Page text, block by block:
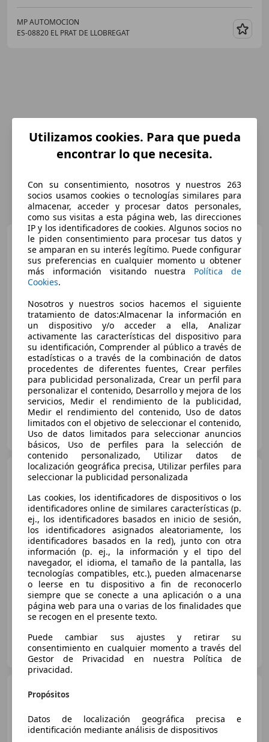
MP AUTOMOCION
ES-08820 EL PRAT DE LLOBREGAT
BMW 320320e xDrive Touring
Súper oferta
01/2023 99.000 km
Electro/Gasolina
150 kW (204 CV)
4WD
AUTOCARSCLIENT
ES-28840 MEJORADA DEL CAMPO
BMW 320320dA
€ 23.900 1
Buenprecio
09/2021 169.100 km Diésel
140 kW (190 CV)
Liquidación en mas de 100 Vehiculos , Aprovéchate
AUTO SPORT MORALEJA
ES-28939 ARROYOMOLINOS
€ 27.900 1
Utilizamos cookies. Para que pueda
encontrar lo que necesita.
Con su consentimiento, nosotros y nuestros 263
socios usamos cookies o tecnologías similares para
almacenar, acceder y procesar datos personales,
como sus visitas a esta página web, las direcciones
IP y los identificadores de cookies. Algunos socios no
le piden consentimiento para procesar tus datos y
se amparan en su interés legítimo. Puede configurar
sus preferencias en cualquier momento u obtener
más información visitando nuestra Política de
Cookies.
Nosotros y nuestros socios hacemos el siguiente
tratamiento de datos:Almacenar la información en
un dispositivo y/o acceder a ella, Analizar
activamente las características del dispositivo para
su identificación, Comprender al público a través de
estadísticas o a través de la combinación de datos
procedentes de diferentes fuentes, Crear perfiles
para publicidad personalizada, Crear un perfil para
personalizar el contenido, Desarrollo y mejora de los
servicios, Medir el rendimiento de la publicidad,
Medir el rendimiento del contenido, Uso de datos
limitados con el objetivo de seleccionar el contenido,
Uso de datos limitados para seleccionar anuncios
básicos, Uso de perfiles para la selección de
contenido personalizado, Utilizar datos de
localización geográfica precisa, Utilizar perfiles para
seleccionar la publicidad personalizada
Las cookies, los identificadores de dispositivos o los
identificadores online de similares características (p.
ej., los identificadores basados en inicio de sesión,
los identificadores asignados aleatoriamente, los
identificadores basados en la red), junto con otra
información (p. ej., la información y el tipo del
navegador, el idioma, el tamaño de la pantalla, las
tecnologías compatibles, etc.), pueden almacenarse
o leerse en tu dispositivo a fin de reconocerlo
siempre que se conecte a una aplicación o a una
página web para una o varias de los finalidades que
se recogen en el presente texto.
Puede cambiar sus ajustes y retirar su
consentimiento en cualquier momento a través del
Gestor de Privacidad en nuestra Política de
privacidad.
Propósitos
Datos de localización geográfica precisa e
identificación mediante análisis de dispositivos